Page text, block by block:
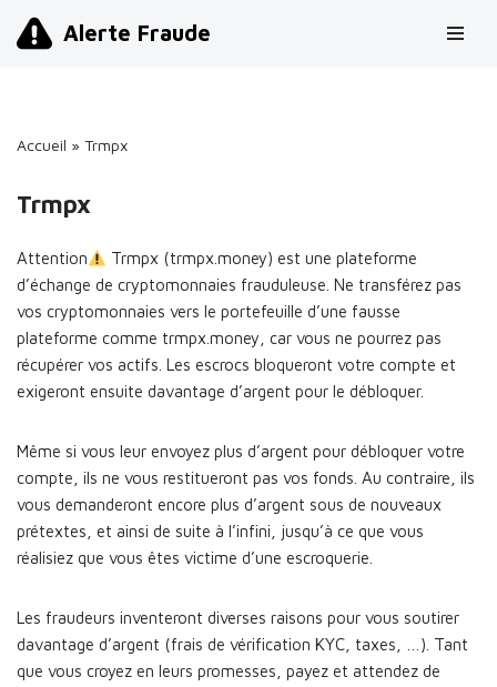
Alerte Fraude
Accueil » Trmpx
Trmpx
Attention
Trmpx (trmpx.money) est une plateforme
d’échange de cryptomonnaies frauduleuse. Ne transférez pas
vos cryptomonnaies vers le portefeuille d’une fausse
plateforme comme trmpx.money, car vous ne pourrez pas
récupérer vos actifs. Les escrocs bloqueront votre compte et
exigeront ensuite davantage d’argent pour le débloquer.
Même si vous leur envoyez plus d’argent pour débloquer votre
compte, ils ne vous restitueront pas vos fonds. Au contraire, ils
vous demanderont encore plus d’argent sous de nouveaux
prétextes, et ainsi de suite à l’infini, jusqu’à ce que vous
réalisiez que vous êtes victime d’une escroquerie.
Les fraudeurs inventeront diverses raisons pour vous soutirer
davantage d’argent (frais de vérification KYC, taxes, …). Tant
que vous croyez en leurs promesses, payez et attendez de